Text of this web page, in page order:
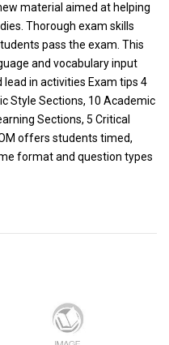
material aimed at helping
Thorough exam skills
pass the exam. This
and vocabulary input
in activities Exam tips 4
Style Sections, 10 Academic
Sections, 5 Critical
offers students timed,
format and question types